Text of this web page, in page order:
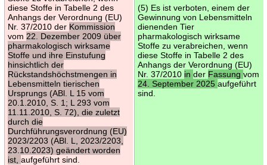
diese Stoffe in Tabelle 2 des
Anhangs der Verordnung (EU)
Nr. 37/2010 der Kommission
vom 22. Dezember 2009 über
pharmakologisch wirksame
Stoffe und ihre Einstufung
hinsichtlich der
Rückstandshöchstmengen in
Lebensmitteln tierischen
Ursprungs (ABl. L 15 vom
20.1.2010, S. 1; L 293 vom
11.11.2010, S. 72), die zuletzt
durch die
Durchführungsverordnung (EU)
2023/2203 (ABl. L, 2023/2203,
23.10.2023) geändert worden
ist, aufgeführt sind.
(5) Es ist verboten, einem der
Gewinnung von Lebensmitteln
dienenden Tier
pharmakologisch wirksame
Stoffe zu verabreichen, wenn
diese Stoffe in Tabelle 2 des
Anhangs der Verordnung (EU)
Nr. 37/2010 in der Fassung vom
24. September 2025 aufgeführt
sind.